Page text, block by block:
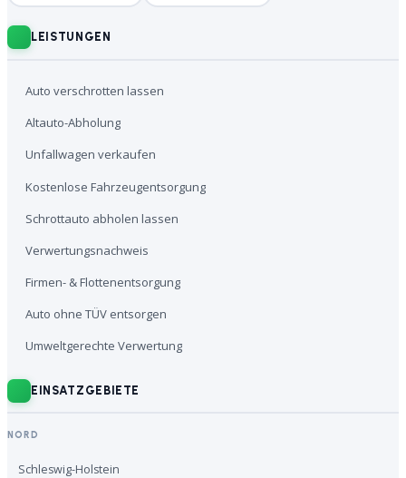
LEISTUNGEN
Auto verschrotten lassen
Altauto-Abholung
Unfallwagen verkaufen
Kostenlose Fahrzeugentsorgung
Schrottauto abholen lassen
Verwertungsnachweis
Firmen- & Flottenentsorgung
Auto ohne TÜV entsorgen
Umweltgerechte Verwertung
EINSATZGEBIETE
NORD
Schleswig-Holstein